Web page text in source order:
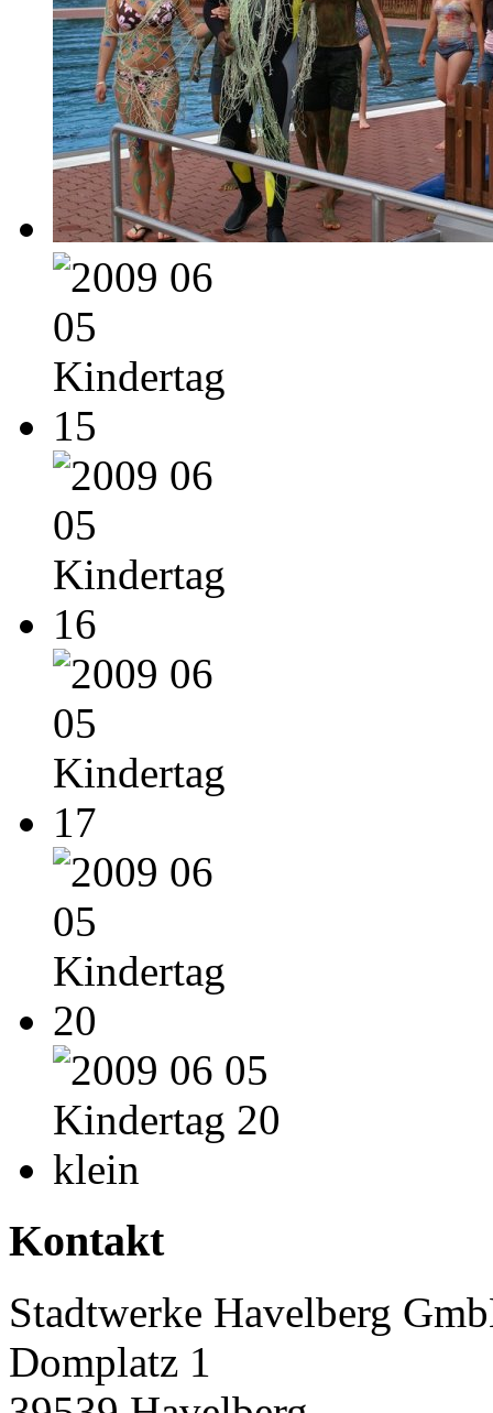
Kontakt
Stadtwerke Havelberg
Domplatz 1